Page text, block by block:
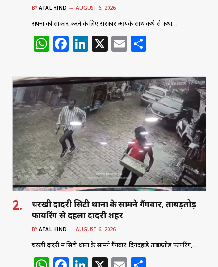
BY ATAL HIND AUGUST 6, 2026
सपनों को साकार करने के लिए सरकार आपके साथ कंधे से कंधा…
W
at
s
A
p
p
F
c
e
b
o
o
k
Li
k
e
dI
n
X E
ai
l
ar
e
चरखी दादरी सिटी थाना के सामने गैंगवार, ताबड़तोड़
फायरिंग से दहला दादरी शहर
BY ATAL HIND AUGUST 6, 2026
चरखी दादरी में सिटी थाना के सामने गैंगवार: दिनदहाड़े ताबड़तोड़ फायरिंग,…